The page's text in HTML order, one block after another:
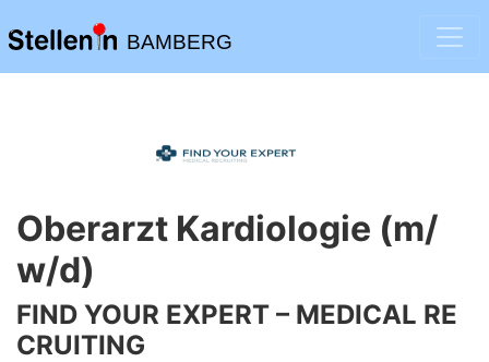
BAMBERG
Oberarzt Kardiologie (m/
w/d)
FIND YOUR EXPERT – MEDICAL RE
CRUITING